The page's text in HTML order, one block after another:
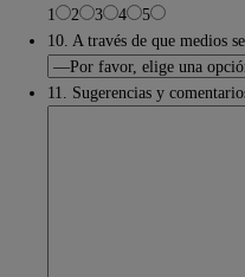
1
2 3 4
5
10. A través de que medios
11. Sugerencias y